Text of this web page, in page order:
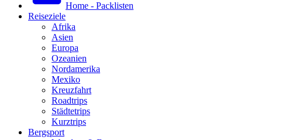
Home - Packlisten
Reiseziele
Afrika
Asien
Europa
Ozeanien
Nordamerika
Mexiko
Kreuzfahrt
Roadtrips
Städtetrips
Kurztrips
Bergsport